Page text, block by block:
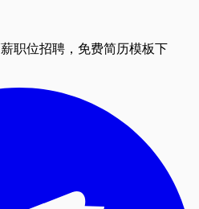
职位招聘，免费简历模板下